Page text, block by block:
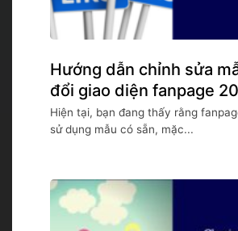
Hướng dẫn chỉnh sửa
đổi giao diện fanpage
Hiện tại, bạn đang thấy rằng
sử dụng mẫu có sẵn, mặc...